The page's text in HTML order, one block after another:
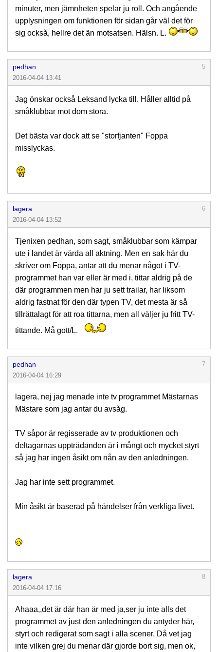
minuter, men jämnheten spelar ju roll. Och angående
upplysningen om funktionen för sidan går väl det för
sig också, hellre det än motsatsen. Hälsn. L.
pedhan
5
2016-04-04 13:41
Jag önskar också Leksand lycka till. Håller alltid på
småklubbar mot dom stora.
Det bästa var dock att se "storfjanten" Foppa
misslyckas.
lagera
6
2016-04-04 13:52
Tjenixen pedhan, som sagt, småklubbar som kämpar
ute i landet är värda all aktning. Men en sak här du
skriver om Foppa, antar att du menar något i TV-
programmet han var eller är med i, tittar aldrig på de
där programmen men har ju sett trailar, har liksom
aldrig fastnat för den där typen TV, det mesta är så
tillrättalagt för att roa tittarna, men all väljer ju fritt TV-
tittande. Må gott/L.
pedhan
7
2016-04-04 16:29
lagera, nej jag menade inte tv programmet Mästarnas
Mästare som jag antar du avsåg.
TV såpor är regisserade av tv produktionen och
deltagarnas uppträdanden är i mångt och mycket styrt
så jag har ingen åsikt om nån av den anledningen.
Jag har inte sett programmet.
Min åsikt är baserad på händelser från verkliga livet.
lagera
8
2016-04-04 17:16
Ahaaa,,det är där han är med ja,ser ju inte alls det
programmet av just den anledningen du antyder här,
styrt och redigerat som sagt i alla scener. Då vet jag
inte vilken grej du menar där gjorde bort sig, men ok,